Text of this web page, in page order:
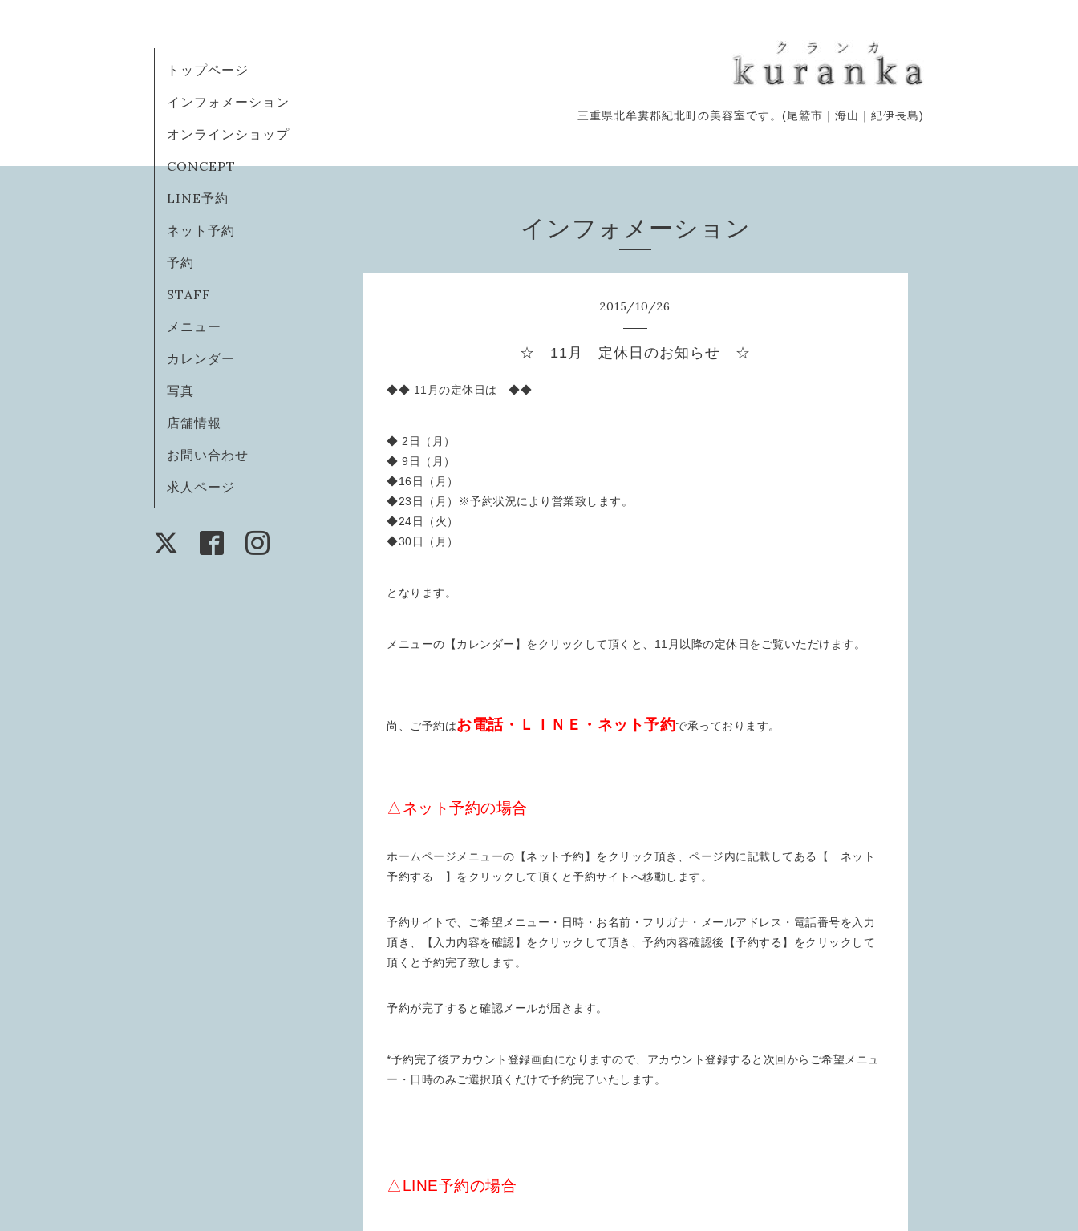
三重県北牟婁郡紀北町の美容室です。(尾鷲市｜海山｜紀伊長島)
トップページ
インフォメーション
オンラインショップ
CONCEPT
LINE予約
ネット予約
予約
STAFF
メニュー
カレンダー
写真
店舗情報
お問い合わせ
求人ページ
インフォメーション
2015/10/26
☆ 11月 定休日のお知らせ ☆
◆◆ 11月の定休日は ◆◆
◆ 2日（月）
◆ 9日（月）
◆16日（月）
◆23日（月）※予約状況により営業致します。
◆24日（火）
◆30日（月）
となります。
メニューの【カレンダー】をクリックして頂くと、11月以降の定休日をご覧いただけます。
尚、ご予約はお電話・ＬＩＮＥ・ネット予約で承っております。
△ネット予約の場合
ホームページメニューの【ネット予約】をクリック頂き、ページ内に記載してある【 ネット
予約する 】をクリックして頂くと予約サイトへ移動します。
予約サイトで、ご希望メニュー・日時・お名前・フリガナ・メールアドレス・電話番号を入力
頂き、【入力内容を確認】をクリックして頂き、予約内容確認後【予約する】をクリックして
頂くと予約完了致します。
予約が完了すると確認メールが届きます。
*予約完了後アカウント登録画面になりますので、アカウント登録すると次回からご希望メニュ
ー・日時のみご選択頂くだけで予約完了いたします。
△LINE予約の場合